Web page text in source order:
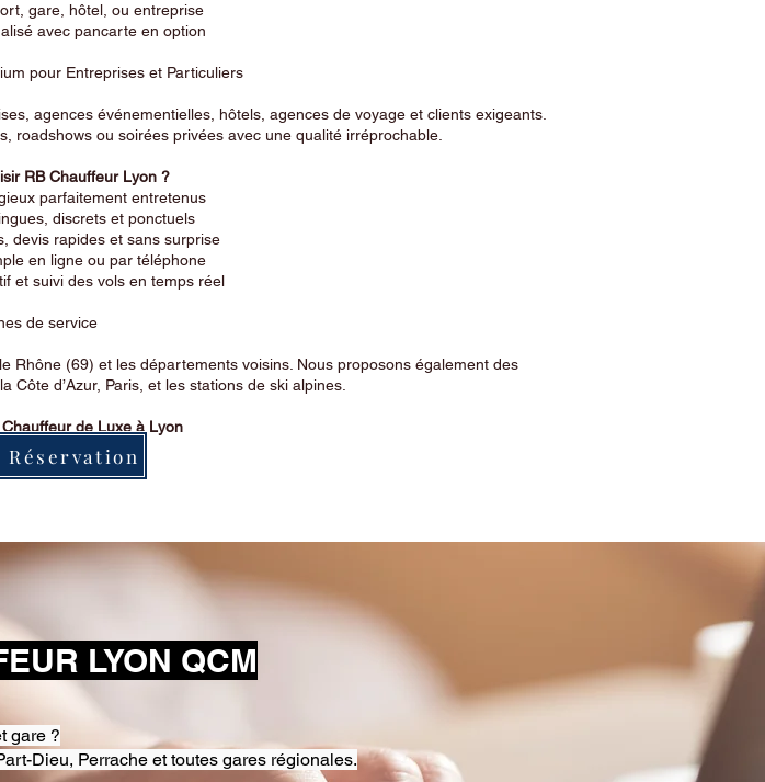
gare, hôtel, ou entreprise
avec pancarte en option
pour Entreprises et Particuliers
agences événementielles, hôtels, agences de voyage et clients exigeants.
roadshows ou soirées privées avec une qualité irréprochable.
RB Chauffeur Lyon ?
parfaitement entretenus
discrets et ponctuels
rapides et sans surprise
en ligne ou par téléphone
suivi des vols en temps réel
de service
Rhône (69) et les départements voisins. Nous proposons également des
d’Azur, Paris, et les stations de ski alpines.
de Luxe à Lyon
Réservation
LYON QCM
gare ?
Dieu, Perrache et toutes gares régionales.